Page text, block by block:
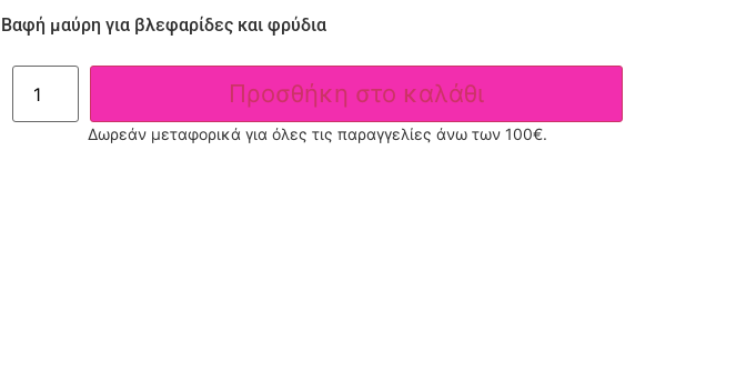
Βαφή μαύρη για βλεφαρίδες και φρύδια
Προσθήκη στο καλάθι
Δωρεάν μεταφορικά για όλες τις παραγγελίες άνω των 100€.